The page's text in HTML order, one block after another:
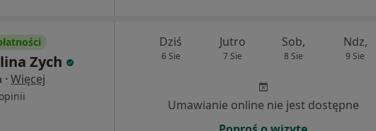
Zych
· Więcej
Dziś
6 Sie
Jutro
7 Sie
Sob,
8 Sie
Ndz,
9 Sie
Umawianie online nie jest dostępne